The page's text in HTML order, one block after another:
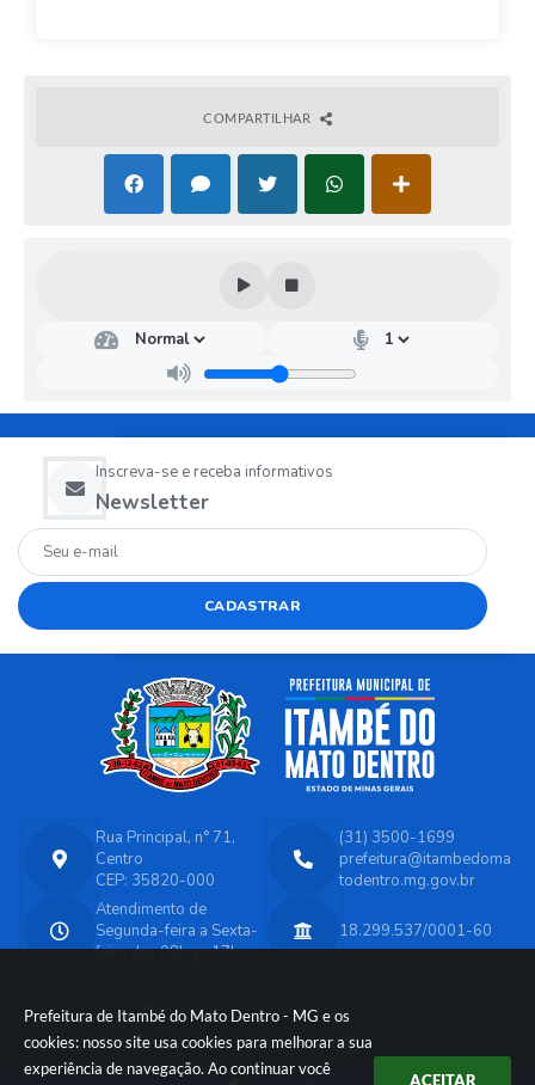
Prefeitura de Itambé do Mato Dentro - MG e os
cookies: nosso site usa cookies para melhorar a sua
experiência de navegação. Ao continuar você
ACEITAR
COMPARTILHAR
Newsletter
Inscreva-se e receba informativos
CADASTRAR
Rua Principal, n° 71,
Centro
CEP: 35820-000
(31) 3500-1699
prefeitura@itambedoma
todentro.mg.gov.br
Atendimento de
Segunda-feira a Sexta-
feira das 08h as 17h
18.299.537/0001-60
Versão do Sistema:
3.5.3 - 19/06/2026
Portal atualizado em: 07/08/2026 14:45 Dados Abertos